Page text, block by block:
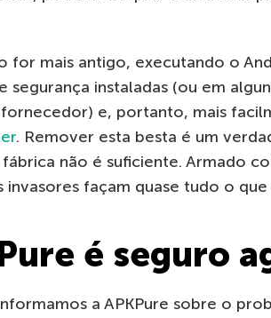
for mais antigo, executando o
segurança instaladas (ou em
e, portanto, mais
. Remover esta besta é um
não é suficiente. Armado
invasores façam quase tudo o
é seguro
a APKPure sobre o